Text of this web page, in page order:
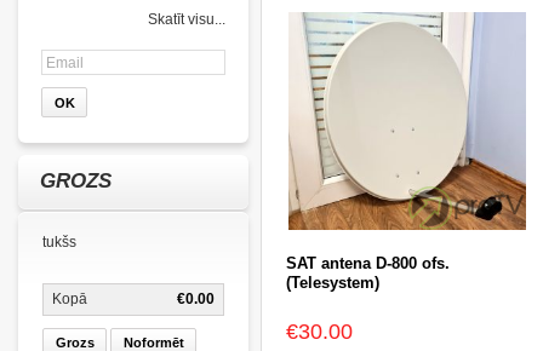
Skatīt visu...
GROZS
tukšs
€0.00
Kopā
Grozs Noformēt
SAT antena D-800 ofs.
(Telesystem)
€30.00